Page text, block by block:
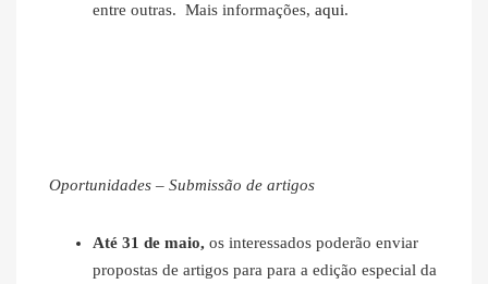
entre outras. Mais informações, aqui.
Oportunidades – Submissão de artigos
Até 31 de maio, os interessados poderão enviar
propostas de artigos para para a edição especial da